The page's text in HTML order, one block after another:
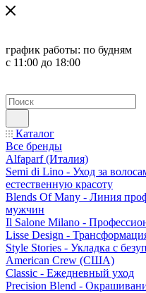
график работы: по будням
с 11:00 до 18:00
Каталог
Все бренды
Alfaparf (Италия)
Semi di Lino - Уход за
естественную красоту
Blends Of Many - Линия
мужчин
Il Salone Milano -
Lisse Design -
Style Stories - Укладка с
American Crew (США)
Classic - Ежедневный уход
Precision Blend -